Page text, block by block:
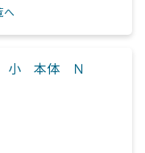
へ
小 本体 Ｎ